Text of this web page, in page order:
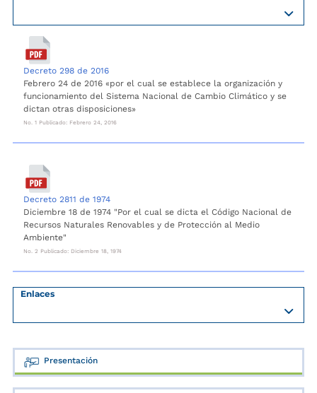
Decreto 298 de 2016
Febrero 24 de 2016 «por el cual se establece la organización y
funcionamiento del Sistema Nacional de Cambio Climático y se
dictan otras disposiciones»
No. 1 Publicado: Febrero 24, 2016
Decreto 2811 de 1974
Diciembre 18 de 1974 "Por el cual se dicta el Código Nacional de
Recursos Naturales Renovables y de Protección al Medio
Ambiente"
No. 2 Publicado: Diciembre 18, 1974
Enlaces
Presentación